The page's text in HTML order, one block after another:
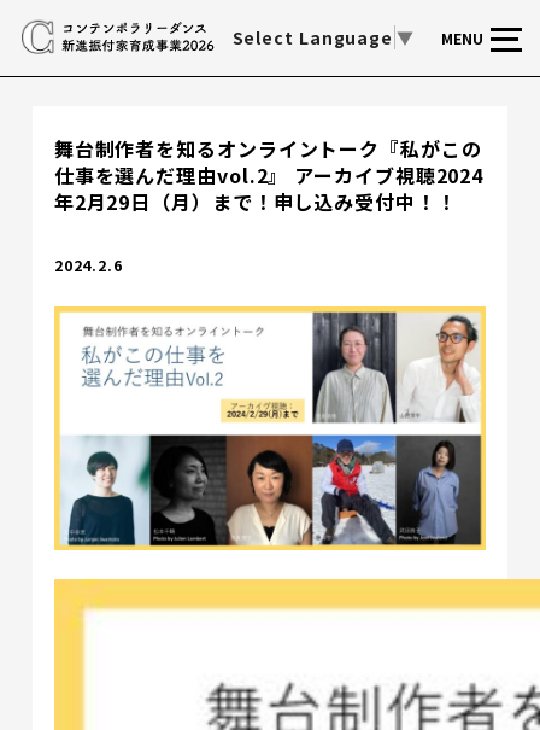
Select Language ▼ MENU
舞台制作者を知るオンライントーク『私がこの
仕事を選んだ理由vol.2』 アーカイブ視聴2024
年2月29日（月）まで！申し込み受付中！！
2024.2.6